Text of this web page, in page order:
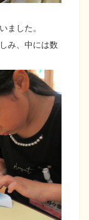
ました。
み、中には数